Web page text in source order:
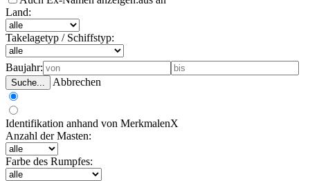
Land:
Takelagetyp / Schiffstyp:
Baujahr:
Suche... Abbrechen
Identifikation anhand von MerkmalenX
Anzahl der Masten:
Farbe des Rumpfes: